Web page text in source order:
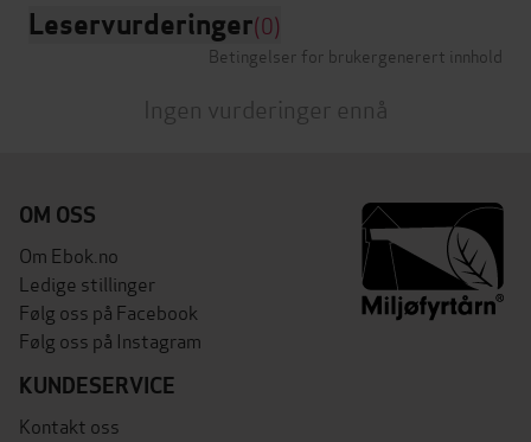
Leservurderinger(0)
Betingelser for brukergenerert innhold
Ingen vurderinger ennå
OM OSS
Om Ebok.no
Ledige stillinger
Følg oss på Facebook
Følg oss på Instagram
KUNDESERVICE
Kontakt oss